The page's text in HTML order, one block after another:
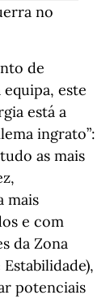
no
de
este
está a
ingrato”:
as mais
mais
e com
da Zona
potenciais